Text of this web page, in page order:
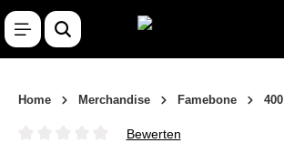
Zum Hauptinhalt springen
Home Merchandise Famebone
Bewerten